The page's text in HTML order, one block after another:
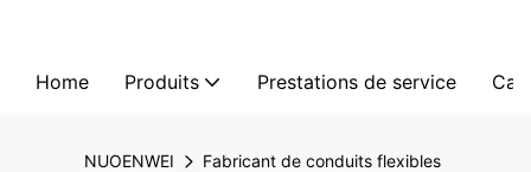
Home Produits Prestations de service Cas
NUOENWEI Fabricant de conduits flexibles